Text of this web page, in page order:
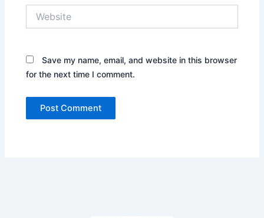
Save my name, email, and website in this browser
for the next time I comment.